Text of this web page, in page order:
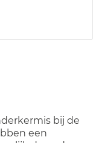
bij de
een